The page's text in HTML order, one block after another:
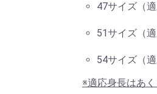
47サイズ（
51サイズ（
54サイズ（
※適応身長はあ